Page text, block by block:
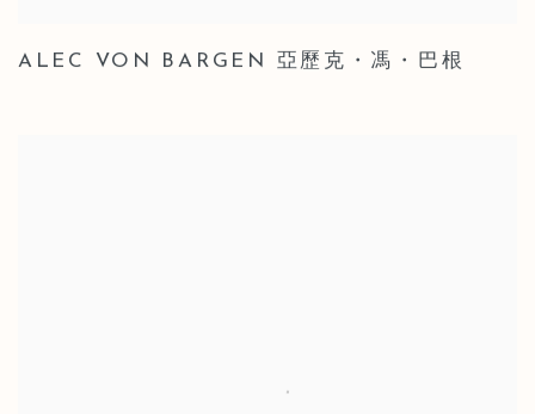
ALEC VON BARGEN 亞歷克・馮・巴根